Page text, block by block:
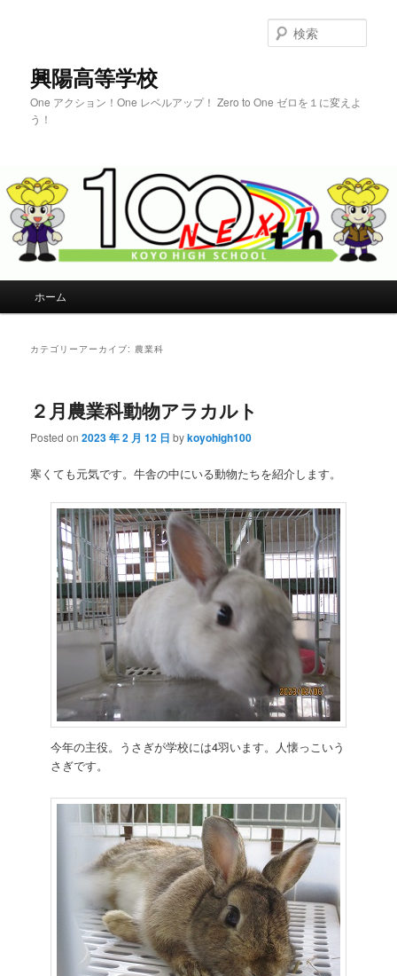
興陽高等学校
One アクション！One レベルアップ！ Zero to One ゼロを１に変えよ
う！
索
メインコンテンツへ移動
サブコンテンツへ移動
ホーム
カテゴリーアーカイブ: 農業科
２月農業科動物アラカルト
Posted on2023 年 2 月 12 日 bykoyohigh100
寒くても元気です。牛舎の中にいる動物たちを紹介します。
今年の主役。うさぎが学校には4羽います。人懐っこいう
さぎです。